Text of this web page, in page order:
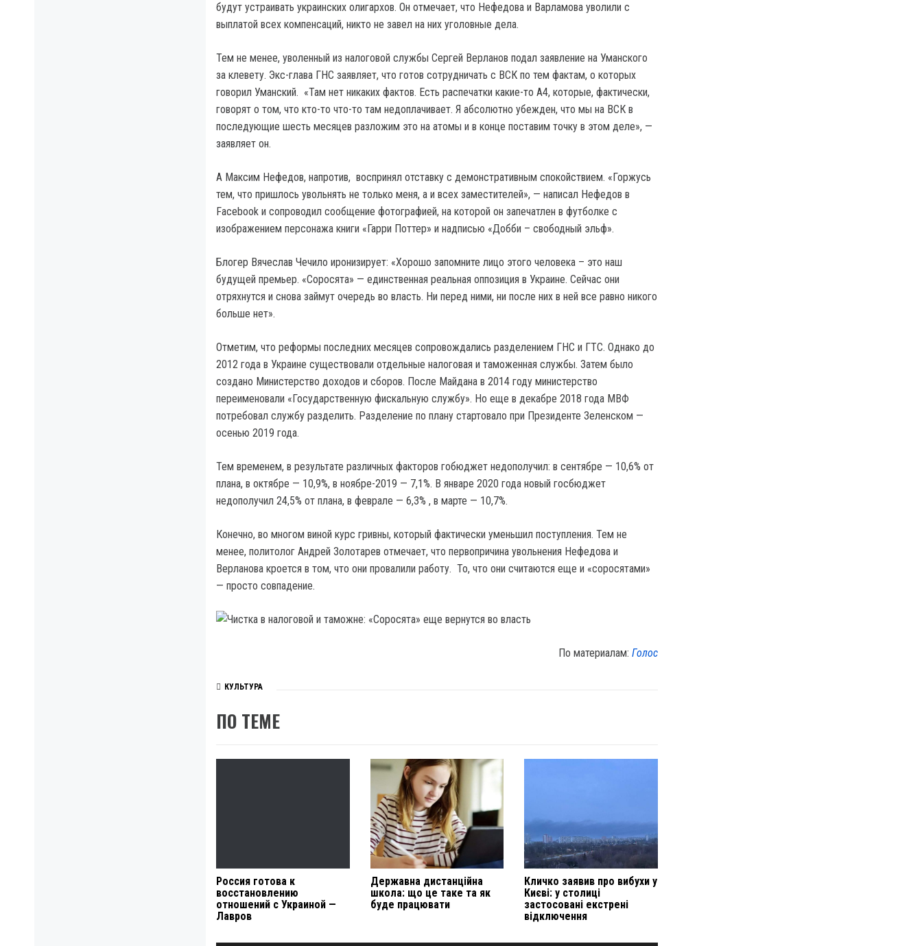
будут устраивать украинских олигархов. Он отмечает, что Нефедова и Варламова уволили с
выплатой всех компенсаций, никто не завел на них уголовные дела.
Тем не менее, уволенный из налоговой службы Сергей Верланов подал заявление на Уманского
за клевету. Экс-глава ГНС заявляет, что готов сотрудничать с ВСК по тем фактам, о которых
говорил Уманский. «Там нет никаких фактов. Есть распечатки какие-то А4, которые, фактически,
говорят о том, что кто-то что-то там недоплачивает. Я абсолютно убежден, что мы на ВСК в
последующие шесть месяцев разложим это на атомы и в конце поставим точку в этом деле», —
заявляет он.
А Максим Нефедов, напротив, воспринял отставку с демонстративным спокойствием. «Горжусь
тем, что пришлось увольнять не только меня, а и всех заместителей», — написал Нефедов в
Facebook и сопроводил сообщение фотографией, на которой он запечатлен в футболке с
изображением персонажа книги «Гарри Поттер» и надписью «Добби – свободный эльф».
Блогер Вячеслав Чечило иронизирует: «Хорошо запомните лицо этого человека – это наш
будущей премьер. «Соросята» — единственная реальная оппозиция в Украине. Сейчас они
отряхнутся и снова займут очередь во власть. Ни перед ними, ни после них в ней все равно никого
больше нет».
Отметим, что реформы последних месяцев сопровождались разделением ГНС и ГТС. Однако до
2012 года в Украине существовали отдельные налоговая и таможенная службы. Затем было
создано Министерство доходов и сборов. После Майдана в 2014 году министерство
переименовали «Государственную фискальную службу». Но еще в декабре 2018 года МВФ
потребовал службу разделить. Разделение по плану стартовало при Президенте Зеленском —
осенью 2019 года.
Тем временем, в результате различных факторов гобюджет недополучил: в сентябре — 10,6% от
плана, в октябре — 10,9%, в ноябре-2019 — 7,1%. В январе 2020 года новый госбюджет
недополучил 24,5% от плана, в феврале — 6,3% , в марте — 10,7%.
Конечно, во многом виной курс гривны, который фактически уменьшил поступления. Тем не
менее, политолог Андрей Золотарев отмечает, что первопричина увольнения Нефедова и
Верланова кроется в том, что они провалили работу. То, что они считаются еще и «соросятами»
— просто совпадение.
По материалам:Голос
КУЛЬТУРА
ПО ТЕМЕ
Россия готова к
восстановлению
отношений с Украиной —
Лавров
Державна дистанційна
школа: що це таке та як
буде працювати
Кличко заявив про вибухи у
Києві: у столиці
застосовані екстрені
відключення